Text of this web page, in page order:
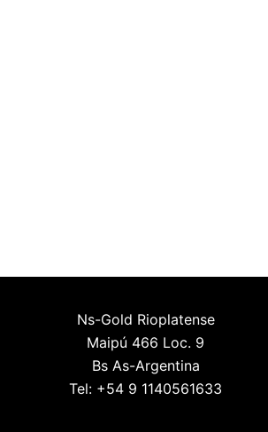
Ns-Gold Rioplatense
Maipú 466 Loc. 9
Bs As-Argentina
Tel: +54 9 1140561633